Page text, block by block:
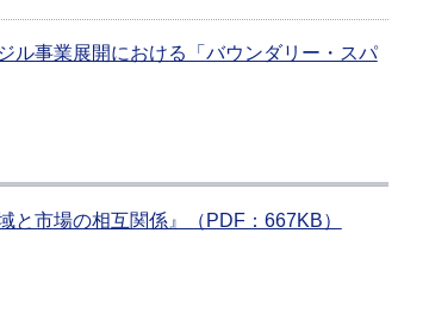
ル事業展開における「バウンダリー・スパ
市場の相互関係』（PDF：667KB）